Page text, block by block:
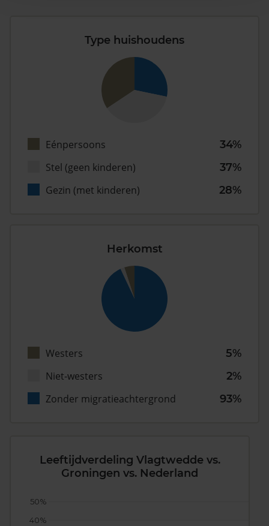
Type huishoudens
Eénpersoons
34%
Stel (geen kinderen)
37%
Gezin (met kinderen)
28%
Herkomst
Westers
5%
Niet-westers
2%
Zonder migratieachtergrond
93%
Leeftijdverdeling Vlagtwedde vs.
Groningen vs. Nederland
40%
50%